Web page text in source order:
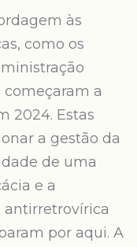
às
como os
a
2024. Estas
a gestão da
de uma
e a
por aqui. A